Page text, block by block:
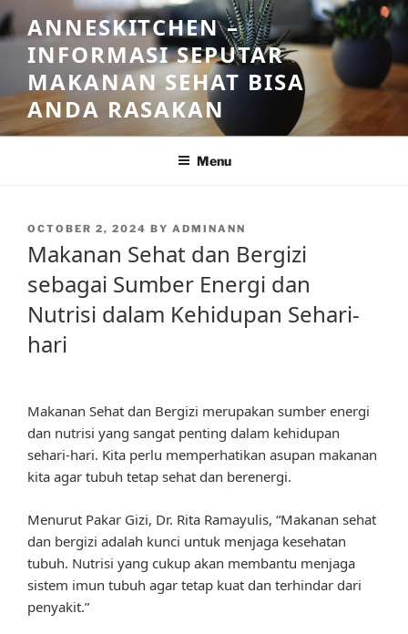
Skip
to
content
ANNESKITCHEN –
INFORMASI SEPUTAR
MAKANAN SEHAT BISA
ANDA RASAKAN
Menu
POSTED
OCTOBER 2, 2024 BY ADMINANN
Makanan Sehat dan Bergizi
sebagai Sumber Energi dan
Nutrisi dalam Kehidupan Sehari-
hari
Makanan Sehat dan Bergizi merupakan sumber energi
dan nutrisi yang sangat penting dalam kehidupan
sehari-hari. Kita perlu memperhatikan asupan makanan
kita agar tubuh tetap sehat dan berenergi.
Menurut Pakar Gizi, Dr. Rita Ramayulis, “Makanan sehat
dan bergizi adalah kunci untuk menjaga kesehatan
tubuh. Nutrisi yang cukup akan membantu menjaga
sistem imun tubuh agar tetap kuat dan terhindar dari
penyakit.”